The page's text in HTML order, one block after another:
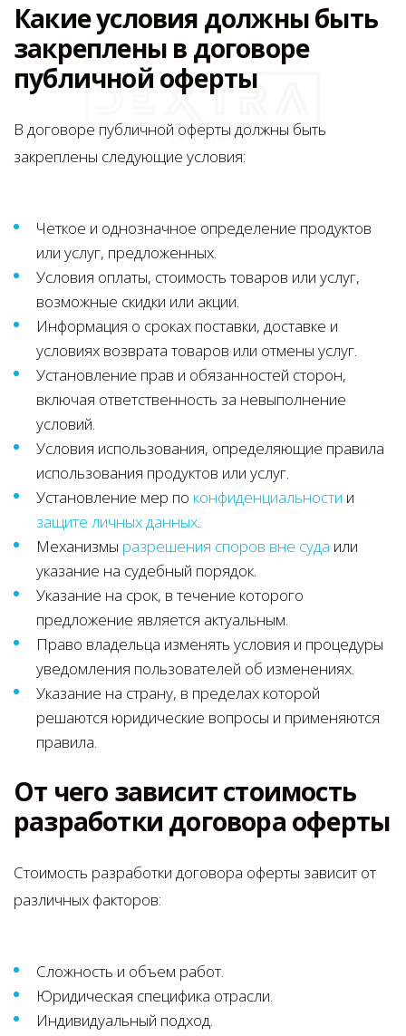
Какие условия должны быть
закреплены в договоре
публичной оферты
В договоре публичной оферты должны быть
закреплены следующие условия:
Четкое и однозначное определение продуктов
или услуг, предложенных.
Условия оплаты, стоимость товаров или услуг,
возможные скидки или акции.
Информация о сроках поставки, доставке и
условиях возврата товаров или отмены услуг.
Установление прав и обязанностей сторон,
включая ответственность за невыполнение
условий.
Условия использования, определяющие правила
использования продуктов или услуг.
Установление мер по конфиденциальности и
защите личных данных.
Механизмы разрешения споров вне суда или
указание на судебный порядок.
Указание на срок, в течение которого
предложение является актуальным.
Право владельца изменять условия и процедуры
уведомления пользователей об изменениях.
Указание на страну, в пределах которой
решаются юридические вопросы и применяются
правила.
От чего зависит стоимость
разработки договора оферты
Стоимость разработки договора оферты зависит от
различных факторов:
Сложность и объем работ.
Юридическая специфика отрасли.
Индивидуальный подход.